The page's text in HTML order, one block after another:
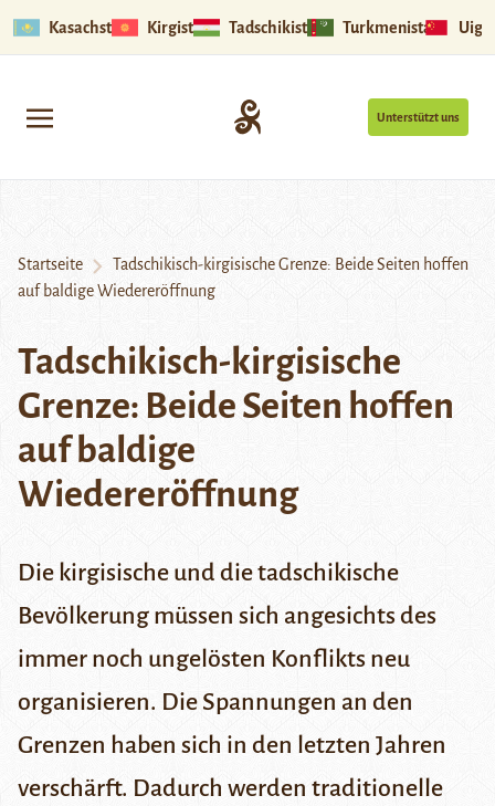
Kasachstan Kirgistan Tadschikistan Turkmenistan
Unterstützt uns
Startseite
Tadschikisch-kirgisische Grenze: Beide Seiten hoffen
auf baldige Wiedereröffnung
Tadschikisch-kirgisische
Grenze: Beide Seiten hoffen
auf baldige
Wiedereröffnung
Die kirgisische und die tadschikische
Bevölkerung müssen sich angesichts des
immer noch ungelösten Konflikts neu
organisieren. Die Spannungen an den
Grenzen haben sich in den letzten Jahren
verschärft. Dadurch werden traditionelle